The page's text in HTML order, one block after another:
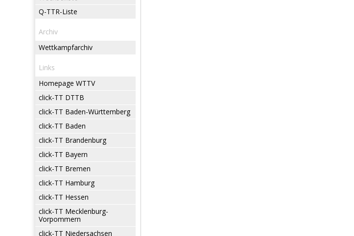
Q-TTR-Liste
Archiv
Wettkampfarchiv
Links
Homepage WTTV
click-TT DTTB
click-TT Baden-Württemberg
click-TT Baden
click-TT Brandenburg
click-TT Bayern
click-TT Bremen
click-TT Hamburg
click-TT Hessen
click-TT Mecklenburg-
Vorpommern
click-TT Niedersachsen